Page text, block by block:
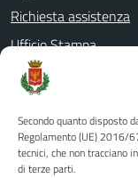
Secondo quanto disposto
Regolamento (UE) 2016/
tecnici, che non tracciano
di terze parti.
Richiesta assistenza
Ufficio Stampa
Amministrazione
Albo pretorio
Informativa privacy
Note legali